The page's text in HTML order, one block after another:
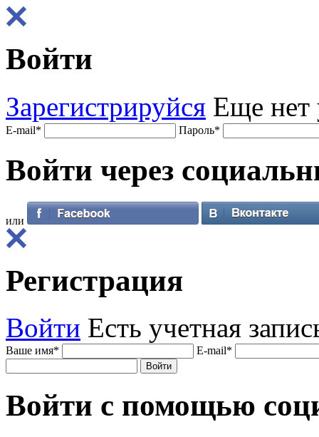
Войти
Зарегистрируйся Еще нет
E-mail* Пароль*
Войти через
или
Регистрация
Войти Есть учетная
Ваше имя* E-mail*
Войти с помощью